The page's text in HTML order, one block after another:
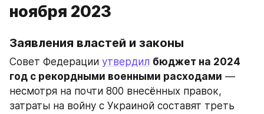
ноября 2023
Заявления властей и законы
Совет Федерации утвердил бюджет на 2024
год с рекордными военными расходами —
несмотря на почти 800 внесённых правок,
затраты на войну с Украиной составят треть